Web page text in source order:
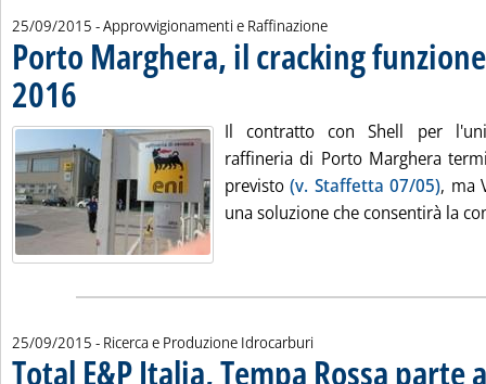
25/09/2015 - Approvvigionamenti e Raffinazione
Porto Marghera, il cracking
2016 . Pubblicata venerdì 25 settembre 2015 alle 11.59.
Il contratto con Shell per
raffineria di Porto Marghera
previsto(v. Staffetta 07/05), ma
una soluzione che consentirà la
25/09/2015 - Ricerca e Produzione Idrocarburi
Total E&P Italia, Tempa Rossa parte